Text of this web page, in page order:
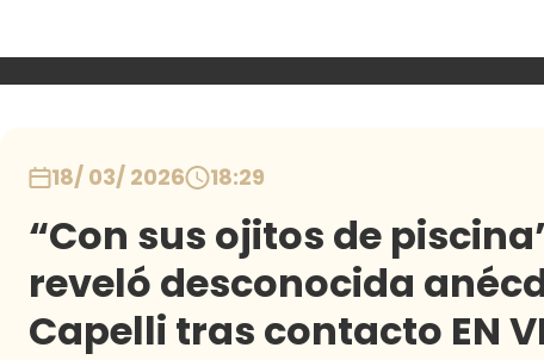
18/ 03/ 2026 18:29
“Con sus ojitos de
reveló desconocida
Capelli tras contacto EN